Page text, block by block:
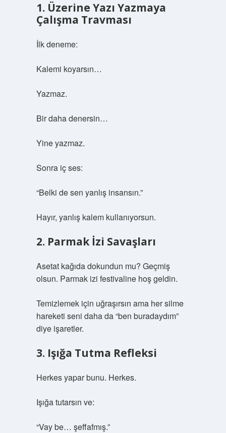
1. Üzerine Yazı Yazmaya
Çalışma Travması
İlk deneme:
Kalemi koyarsın…
Yazmaz.
Bir daha denersin…
Yine yazmaz.
Sonra iç ses:
“Belki de sen yanlış insansın.”
Hayır, yanlış kalem kullanıyorsun.
2. Parmak İzi Savaşları
Asetat kağıda dokundun mu? Geçmiş
olsun. Parmak izi festivaline hoş geldin.
Temizlemek için uğraşırsın ama her silme
hareketi seni daha da “ben buradaydım”
diye işaretler.
3. Işığa Tutma Refleksi
Herkes yapar bunu. Herkes.
Işığa tutarsın ve:
“Vay be… şeffafmış.”